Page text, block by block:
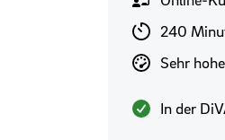
Lernzeit
240
Sehr
Verfügbarkeit
In der